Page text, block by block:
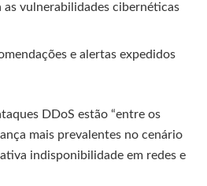
as vulnerabilidades cibernéticas
e alertas expedidos
DDoS estão “entre os
mais prevalentes no cenário
indisponibilidade em redes e